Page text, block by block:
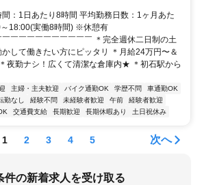
：1日あたり8時間 平均勤務日数：1ヶ月あた
18:00(実働8時間) ※休憩有
￣￣￣￣￣￣￣￣￣￣ ＊完全週休二日制の土
して働きたい方にピッタリ ＊月給24万円〜＆
夜勤ナシ！広くて清潔な倉庫内★ ＊初石駅から
主婦・主夫歓迎 バイク通勤OK 学歴不問
車通勤OK
勤なし 経験不問 未経験者歓迎 午前
経験者歓迎
交通費支給 長期歓迎 長期休暇あり 土日祝休み
1 2 3 4 5 次へ
件の新着求人を受け取る